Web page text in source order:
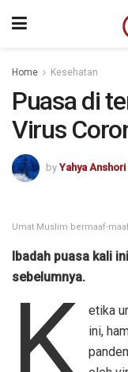
Home Kesehatan
Puasa di
Virus
by Yahya Anshori
Umat Muslim bermaaf-
Ibadah puasa kali
sebelumnya.
K
etika
ini,